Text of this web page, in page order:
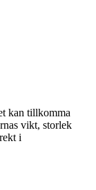
kan tillkomma
vikt, storlek
i